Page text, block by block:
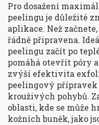
Pro dosažení
peelingu je důležité
aplikace. Než
řádně připravena.
peelingu začít po
pomáhá otevřít póry
zvýší efektivita
peelingový přípravek
krouživých pohybů.
oblasti, kde se může
kožních buněk, jako